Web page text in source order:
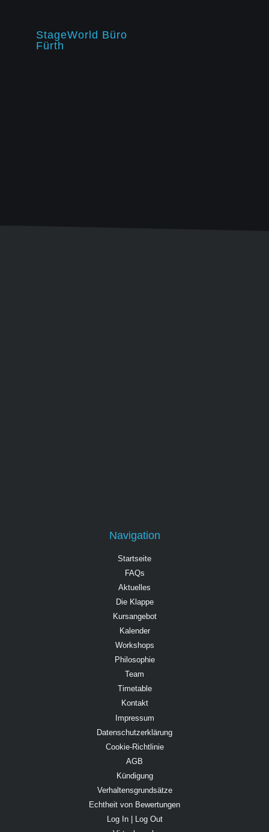
StageWorld Büro
Fürth
Navigation
Startseite
FAQs
Aktuelles
Die Klappe
Kursangebot
Kalender
Workshops
Philosophie
Team
Timetable
Kontakt
Impressum
Datenschutzerklärung
Cookie-Richtlinie
AGB
Kündigung
Verhaltensgrundsätze
Echtheit von Bewertungen
Log In | Log Out